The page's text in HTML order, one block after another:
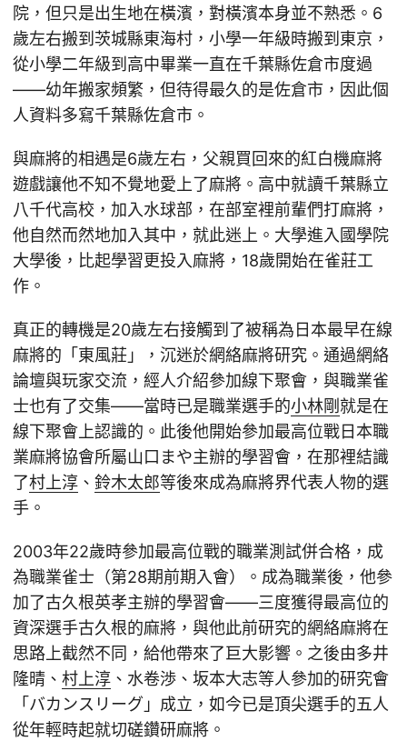
院，但只是出生地在橫濱，對橫濱本身並不熟悉。6
歲左右搬到茨城縣東海村，小學一年級時搬到東京，
從小學二年級到高中畢業一直在千葉縣佐倉市度過
——幼年搬家頻繁，但待得最久的是佐倉市，因此個
人資料多寫千葉縣佐倉市。
與麻將的相遇是6歲左右，父親買回來的紅白機麻將
遊戲讓他不知不覺地愛上了麻將。高中就讀千葉縣立
八千代高校，加入水球部，在部室裡前輩們打麻將，
他自然而然地加入其中，就此迷上。大學進入國學院
大學後，比起學習更投入麻將，18歲開始在雀莊工
作。
真正的轉機是20歲左右接觸到了被稱為日本最早在線
麻將的「東風莊」，沉迷於網絡麻將研究。通過網絡
論壇與玩家交流，經人介紹參加線下聚會，與職業雀
士也有了交集——當時已是職業選手的小林剛 就是在
線下聚會上認識的。此後他開始參加最高位戰日本職
業麻將協會所屬山口まや主辦的學習會，在那裡結識
了村上淳 、 鈴木太郎等後來成為麻將界代表人物的選
手。
2003年22歲時參加最高位戰的職業測試併合格，成
為職業雀士（第28期前期入會）。成為職業後，他參
加了古久根英孝主辦的學習會——三度獲得最高位的
資深選手古久根的麻將，與他此前研究的網絡麻將在
思路上截然不同，給他帶來了巨大影響。之後由多井
隆晴、 村上淳 、水卷渉、坂本大志等人參加的研究會
「バカンスリーグ」成立，如今已是頂尖選手的五人
從年輕時起就切磋鑽研麻將。